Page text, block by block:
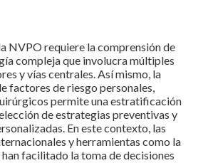
NVPO requiere la comprensión de
compleja que involucra múltiples
y vías centrales. Así mismo, la
factores de riesgo personales,
permite una estratificación
de estrategias preventivas y
En este contexto, las
y herramientas como la
facilitado la toma de decisiones